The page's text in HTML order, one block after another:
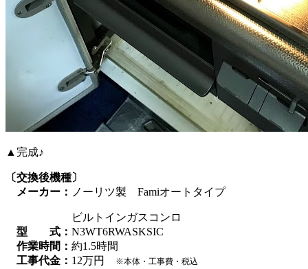
▲完成♪
〔交換後機種〕
メーカー： ノーリツ製 Famiオートタイプ
ビルトインガスコンロ
型 式： N3WT6RWASKSIC
作業時間： 約1.5時間
工事代金： 12万円 ※本体・工事費・税込